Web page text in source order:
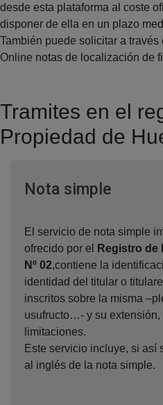
desde esta plataforma al coste
disponer de ella en un plazo
También puede solicitar a
Online notas de localización de
Tramites en el
Propiedad de
Nota simple
El servicio de nota simple
ofrecido por el
Registro de
Nº 02,contiene la
identidad del titular o
inscritos sobre la misma
usufructo…- y su extensión,
limitaciones.
Este servicio incluye, si así
al inglés de la nota simple.